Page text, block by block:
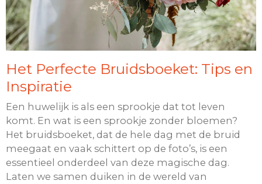
Het Perfecte Bruidsboeket: Tips en
Inspiratie
Een huwelijk is als een sprookje dat tot leven
komt. En wat is een sprookje zonder bloemen?
Het bruidsboeket, dat de hele dag met de bruid
meegaat en vaak schittert op de foto’s, is een
essentieel onderdeel van deze magische dag.
Laten we samen duiken in de wereld van